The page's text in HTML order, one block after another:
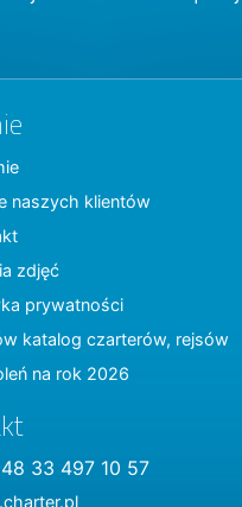
naszych klientów
zdjęć
prywatności
katalog czarterów, rejsów
na rok 2026
33 497 10 57